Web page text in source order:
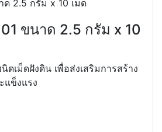
ขนาด 2.5 กรัม x 10
เม็ดฝังดิน เพื่อส่งเสริมการสร้าง
ข็งแรง